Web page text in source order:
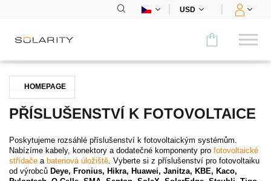
USD
KATEGORIE
Střídače
HOMEPAGE
PŘÍSLUŠENSTVÍ K FOTOVOLTAICE
Poskytujeme rozsáhlé příslušenství k fotovoltaickým systémům.
Nabízíme kabely, konektory a dodatečné komponenty pro fotovoltaické
střídače a bateriová úložiště. Vyberte si z příslušenství pro fotovoltaiku
od výrobců Deye, Fronius, Hikra, Huawei, Janitza, KBE, Kaco,